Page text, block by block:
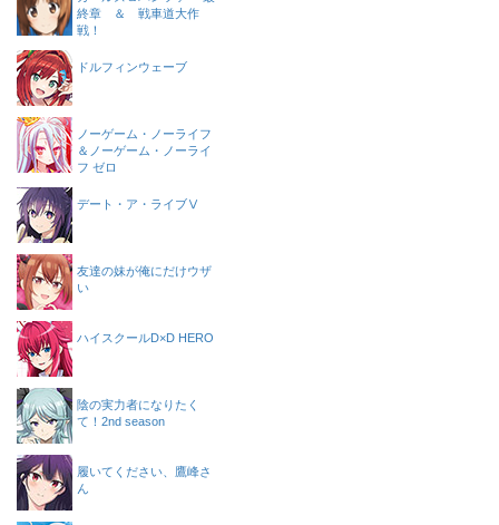
終章 ＆ 戦車道大作
戦！
ドルフィンウェーブ
ノーゲーム・ノーライフ
＆ノーゲーム・ノーライ
フ ゼロ
デート・ア・ライブⅤ
友達の妹が俺にだけウザ
い
ハイスクールD×D HERO
陰の実力者になりたく
て！2nd season
履いてください、鷹峰さ
ん